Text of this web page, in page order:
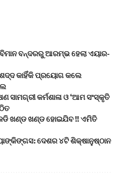
ବନ୍ଦରରୁ ଆରମ୍ଭ ହେଲା ଏୟାର-
କାହିଁକି ପ୍ରୟୋଗ କଲେ
ସାମଗ୍ରୀ କର୍ମଶାଳା ଓ ‘ଆମ ସଂସ୍କୃତି
ଖଣ୍ଡ ଖଣ୍ଡ ହୋଇଯିବ !! ଏମିତି
ଦେଶର ୪ଟି ଶିକ୍ଷାନୁଷ୍ଠାନ